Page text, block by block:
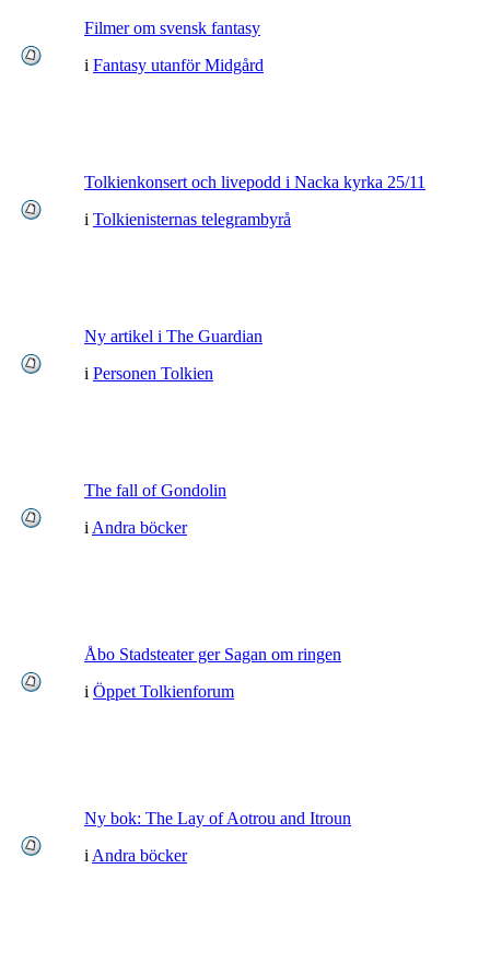
Filmer om svensk fantasy
i Fantasy utanför Midgård
Tolkienkonsert och livepodd i Nacka kyrka 25/11
i Tolkienisternas telegrambyrå
Ny artikel i The Guardian
i Personen Tolkien
The fall of Gondolin
i Andra böcker
Åbo Stadsteater ger Sagan om ringen
i Öppet Tolkienforum
Ny bok: The Lay of Aotrou and Itroun
i Andra böcker